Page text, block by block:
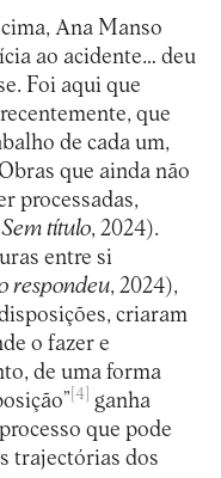
Ana Manso
ao acidente… deu
Foi aqui que
que
de cada um,
que ainda não
processadas,
Sem título, 2024).
entre si
respondeu, 2024),
criaram
o fazer e
de uma forma
[4]
ganha
que pode
trajectórias dos